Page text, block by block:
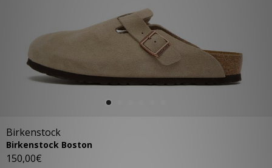
Birkenstock
Birkenstock Boston
150,00€